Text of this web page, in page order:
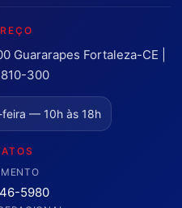
Guararapes Fortaleza-CE |
300
— 10h às 18h
5980